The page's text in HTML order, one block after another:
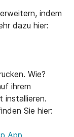
indem
dazu hier:
Wie?
ihrem
installieren.
Sie hier:
App.